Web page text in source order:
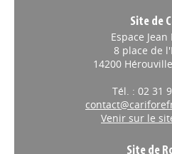
Site de
Espace
8 place de
14200
Tél. : 02 31
Venir sur le
Site de